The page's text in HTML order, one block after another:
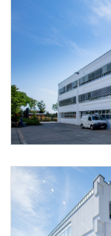
Foto 3: Hans Leitner